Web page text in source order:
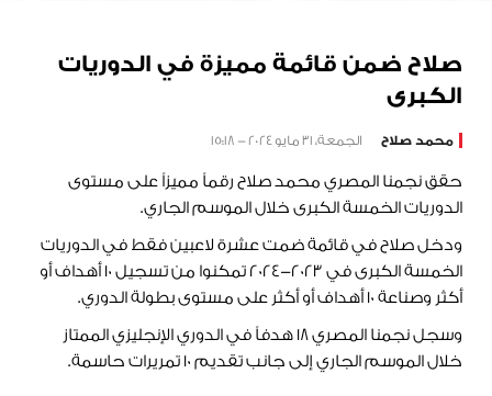
صلاح ضمن قائمة مميزة في الدوريات
الكبرى
محمد صلاح الجمعة، 31 مايو 2024 - 15:18
حقق نجمنا المصري محمد صلاح رقماً مميزاً على مستوى
الدوريات الخمسة الكبرى خلال الموسم الجاري.
ودخل صلاح في قائمة ضمت عشرة لاعبين فقط في الدوريات
الخمسة الكبرى في 2023-2024 تمكنوا من تسجيل 10 أهداف أو
أكثر وصناعة 10 أهداف أو أكثر على مستوى بطولة الدوري.
وسجل نجمنا المصري 18 هدفاً في الدوري الإنجليزي الممتاز
خلال الموسم الجاري إلى جانب تقديم 10 تمريرات حاسمة.